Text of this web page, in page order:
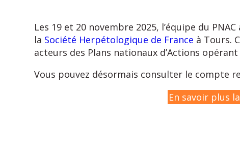
Les 19 et 20 novembre 2025, l’équipe du
la Société Herpétologique de France à Tours.
acteurs des Plans nationaux d’Actions
Vous pouvez désormais consulter le compte
En savoir plus